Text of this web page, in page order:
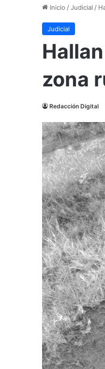
Inicio /Judicial /
Judicial
zona
Redacción Digital